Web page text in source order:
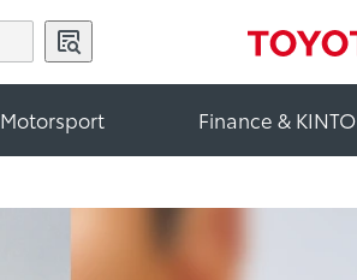
Motorsport Finance & KINTO